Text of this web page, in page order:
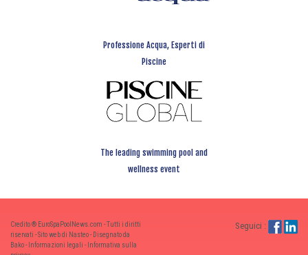
Professione Acqua, Esperti di
Piscine
The leading swimming pool and
wellness event
Credito ® EuroSpaPoolNews.com - Tutti i diritti
riservati - Sito web di Nasteo - Disegnato da
Bako - Informazioni legali - Informativa sulla
Seguici :